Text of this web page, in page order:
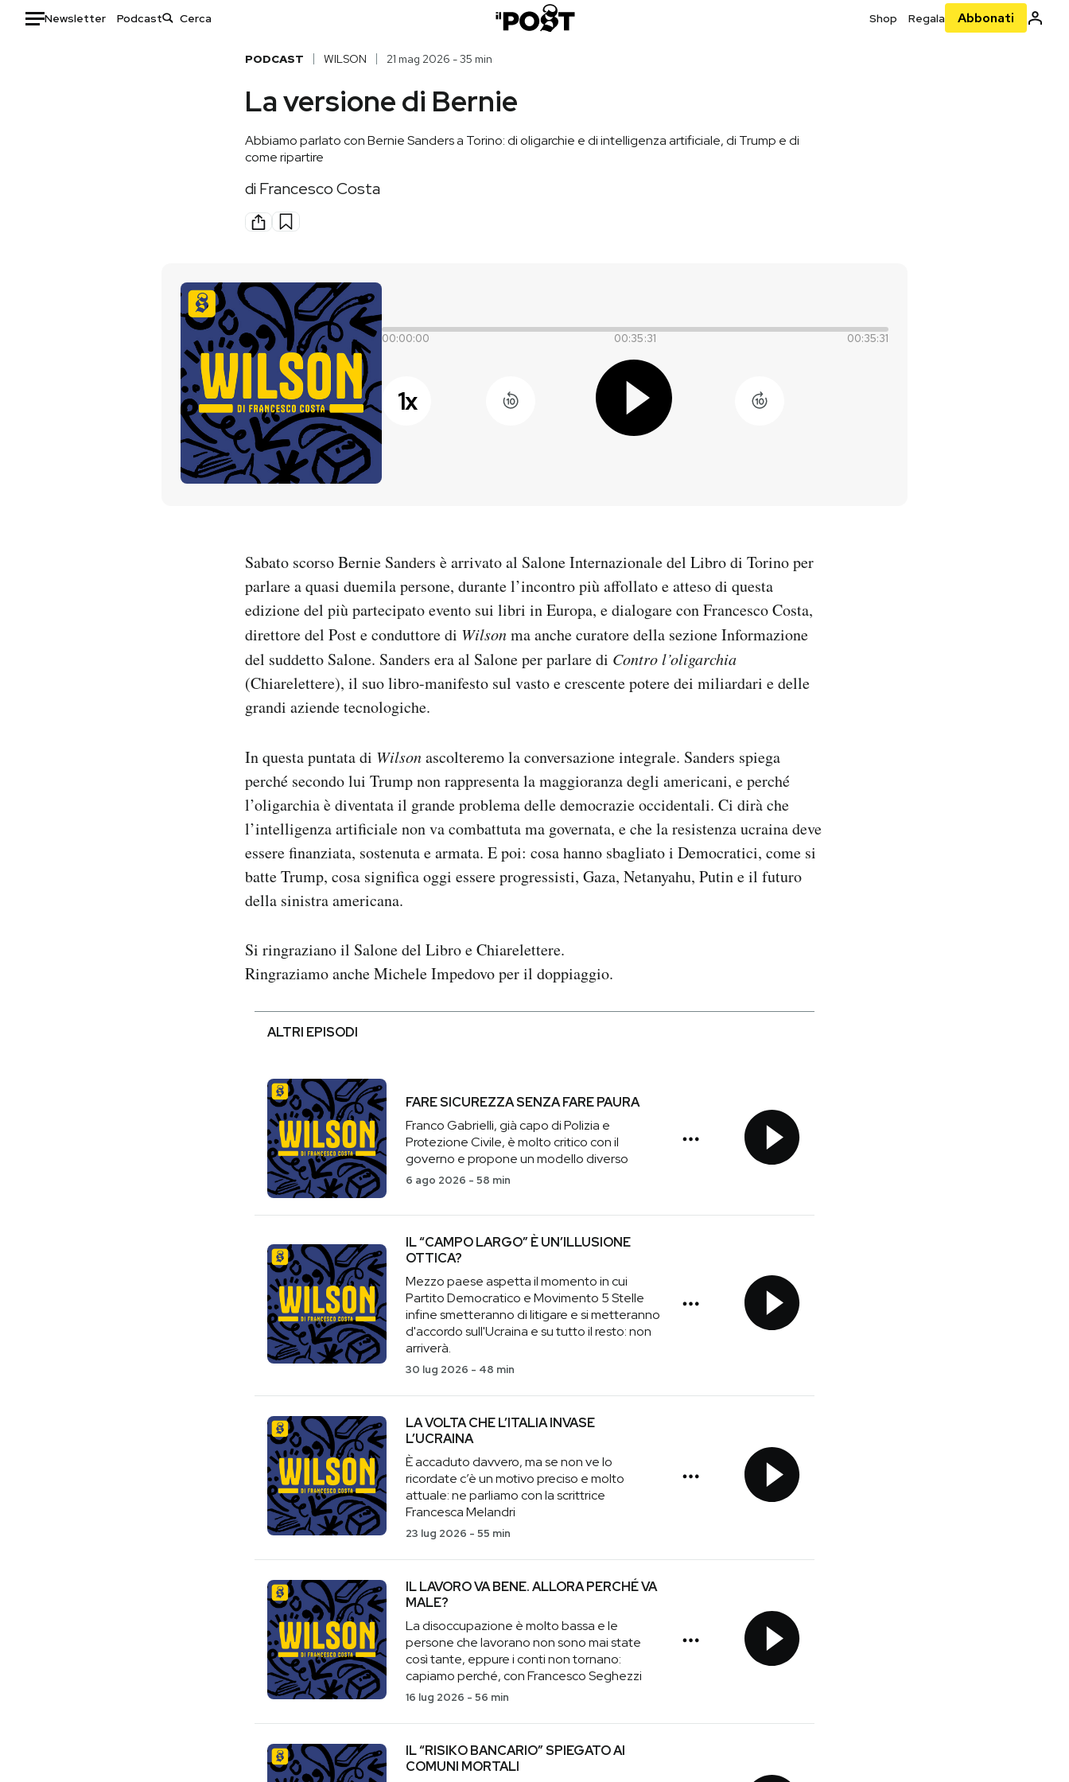
Newsletter Podcast Shop Regala Abbonati
Ok Boomer!
Altrecose
Mondiali calcio 2026
PODCAST WILSON 21 mag 2026 - 35 min
La versione di Bernie
Abbiamo parlato con Bernie Sanders a Torino: di oligarchie e di intelligenza artificiale, di Trump e di
come ripartire
diFrancesco Costa
00:00:00 00:35:31 00:35:31
1x
Sabato scorso Bernie Sanders è arrivato al Salone Internazionale del Libro di Torino per
parlare a quasi duemila persone, durante l’incontro più affollato e atteso di questa
edizione del più partecipato evento sui libri in Europa, e dialogare con Francesco Costa,
direttore del Post e conduttore di Wilsonma anche curatore della sezione Informazione
del suddetto Salone. Sanders era al Salone per parlare di Contro l’oligarchia
(Chiarelettere), il suo libro-manifesto sul vasto e crescente potere dei miliardari e delle
grandi aziende tecnologiche.
In questa puntata di Wilsonascolteremo la conversazione integrale. Sanders spiega
perché secondo lui Trump non rappresenta la maggioranza degli americani, e perché
l’oligarchia è diventata il grande problema delle democrazie occidentali. Ci dirà che
l’intelligenza artificiale non va combattuta ma governata, e che la resistenza ucraina deve
essere finanziata, sostenuta e armata. E poi: cosa hanno sbagliato i Democratici, come si
batte Trump, cosa significa oggi essere progressisti, Gaza, Netanyahu, Putin e il futuro
della sinistra americana.
Si ringraziano il Salone del Libro e Chiarelettere.
Ringraziamo anche Michele Impedovo per il doppiaggio.
ALTRI EPISODI
FARE SICUREZZA SENZA FARE PAURA
Franco Gabrielli, già capo di Polizia e
Protezione Civile, è molto critico con il
governo e propone un modello diverso
6 ago 2026 - 58 min
IL “CAMPO LARGO” È UN’ILLUSIONE
OTTICA?
Mezzo paese aspetta il momento in cui
Partito Democratico e Movimento 5 Stelle
infine smetteranno di litigare e si metteranno
d'accordo sull'Ucraina e su tutto il resto: non
arriverà.
30 lug 2026 - 48 min
LA VOLTA CHE L’ITALIA INVASE
L’UCRAINA
È accaduto davvero, ma se non ve lo
ricordate c’è un motivo preciso e molto
attuale: ne parliamo con la scrittrice
Francesca Melandri
23 lug 2026 - 55 min
IL LAVORO VA BENE. ALLORA PERCHÉ VA
MALE?
La disoccupazione è molto bassa e le
persone che lavorano non sono mai state
così tante, eppure i conti non tornano:
capiamo perché, con Francesco Seghezzi
16 lug 2026 - 56 min
IL “RISIKO BANCARIO” SPIEGATO AI
COMUNI MORTALI